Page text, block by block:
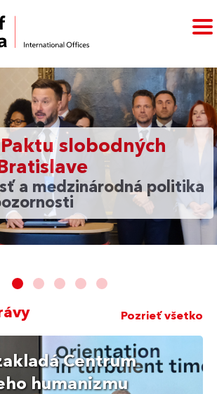
slobodných
a medzinárodná politika
Pozrieť všetko
Centrum
humanizmu